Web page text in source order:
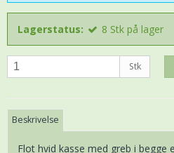
Lagerstatus: 8 Stk på lager
Stk
Beskrivelse
Flot hvid kasse med greb i begge